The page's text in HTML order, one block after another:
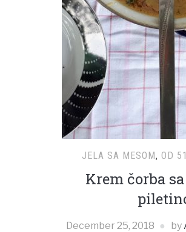
JELA SA MESOM, OD
Krem čorba
December 25, 2018 by